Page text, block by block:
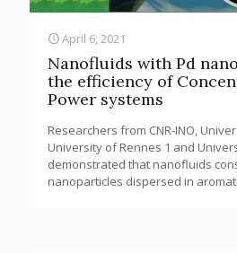
April 6, 2021
Nanofluids with Pd
the efficiency of
Power systems
Researchers from CNR-INO,
University of Rennes 1 and
demonstrated that nanofluids
nanoparticles dispersed in